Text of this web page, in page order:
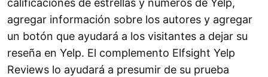
calificaciones de estrellas y números de Yelp,
agregar información sobre los autores y agregar
un botón que ayudará a los visitantes a dejar su
reseña en Yelp. El complemento Elfsight Yelp
Reviews lo ayudará a presumir de su prueba